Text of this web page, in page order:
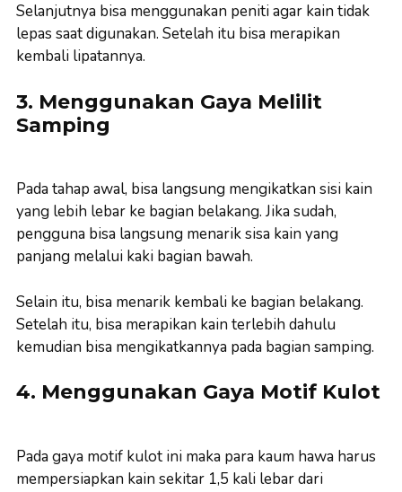
Selanjutnya bisa menggunakan peniti agar kain tidak
lepas saat digunakan. Setelah itu bisa merapikan
kembali lipatannya.
3. Menggunakan Gaya Melilit
Samping
Pada tahap awal, bisa langsung mengikatkan sisi kain
yang lebih lebar ke bagian belakang. Jika sudah,
pengguna bisa langsung menarik sisa kain yang
panjang melalui kaki bagian bawah.
Selain itu, bisa menarik kembali ke bagian belakang.
Setelah itu, bisa merapikan kain terlebih dahulu
kemudian bisa mengikatkannya pada bagian samping.
4. Menggunakan Gaya Motif Kulot
Pada gaya motif kulot ini maka para kaum hawa harus
mempersiapkan kain sekitar 1,5 kali lebar dari